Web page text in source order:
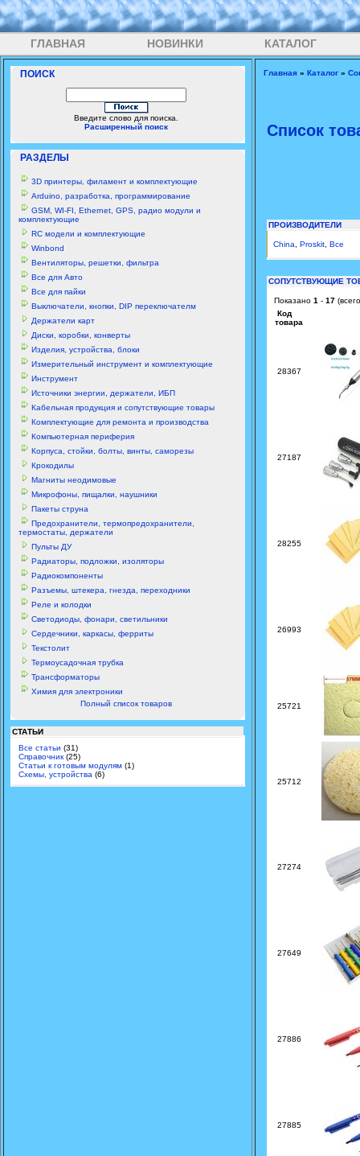
ГЛАВНАЯ НОВИНКИ КАТАЛОГ
ПОИСК
Введите слово для поиска.
Расширенный поиск
РАЗДЕЛЫ
3D принтеры, филамент и комплектующие
Arduino, разработка, программирование
GSM, WI-FI, Ethernet, GPS, радио модули и
комплектующие
RC модели и комплектующие
Winbond
Вентиляторы, решетки, фильтра
Все для Авто
Все для пайки
Выключатели, кнопки, DIP переключателм
Держатели карт
Диски, коробки, конверты
Изделия, устройства, блоки
Измерительный инструмент и комплектующие
Инструмент
Источники энергии, держатели, ИБП
Кабельная продукция и сопутствующие товары
Комплектующие для ремонта и производства
Компьютерная периферия
Корпуса, стойки, болты, винты, саморезы
Крокодилы
Магниты неодимовые
Микрофоны, пищалки, наушники
Пакеты струна
Предохранители, термопредохранители,
термостаты, держатели
Пульты ДУ
Радиаторы, подложки, изоляторы
Радиокомпоненты
Разъемы, штекера, гнезда, переходники
Реле и колодки
Светодиоды, фонари, светильники
Сердечники, каркасы, ферриты
Текстолит
Термоусадочная трубка
Трансформаторы
Химия для электроники
Полный список товаров
СТАТЬИ
Все статьи (31)
Справочник (25)
Статьи к готовым модулям (1)
Схемы, устройства (6)
Главная » Каталог »
Список
ПРОИЗВОДИТЕЛИ
China Proskit Все
СОПУТСТВУЮЩИЕ
Показано 1 - 17
Код
товара
28367
27187
28255
26993
25721
25712
27274
27649
27886
27885